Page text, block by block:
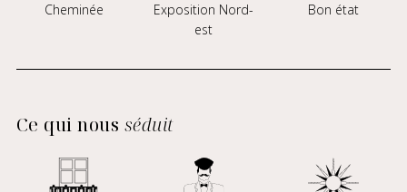
Cheminée
Exposition Nord-
est
Bon état
Ce qui nous séduit